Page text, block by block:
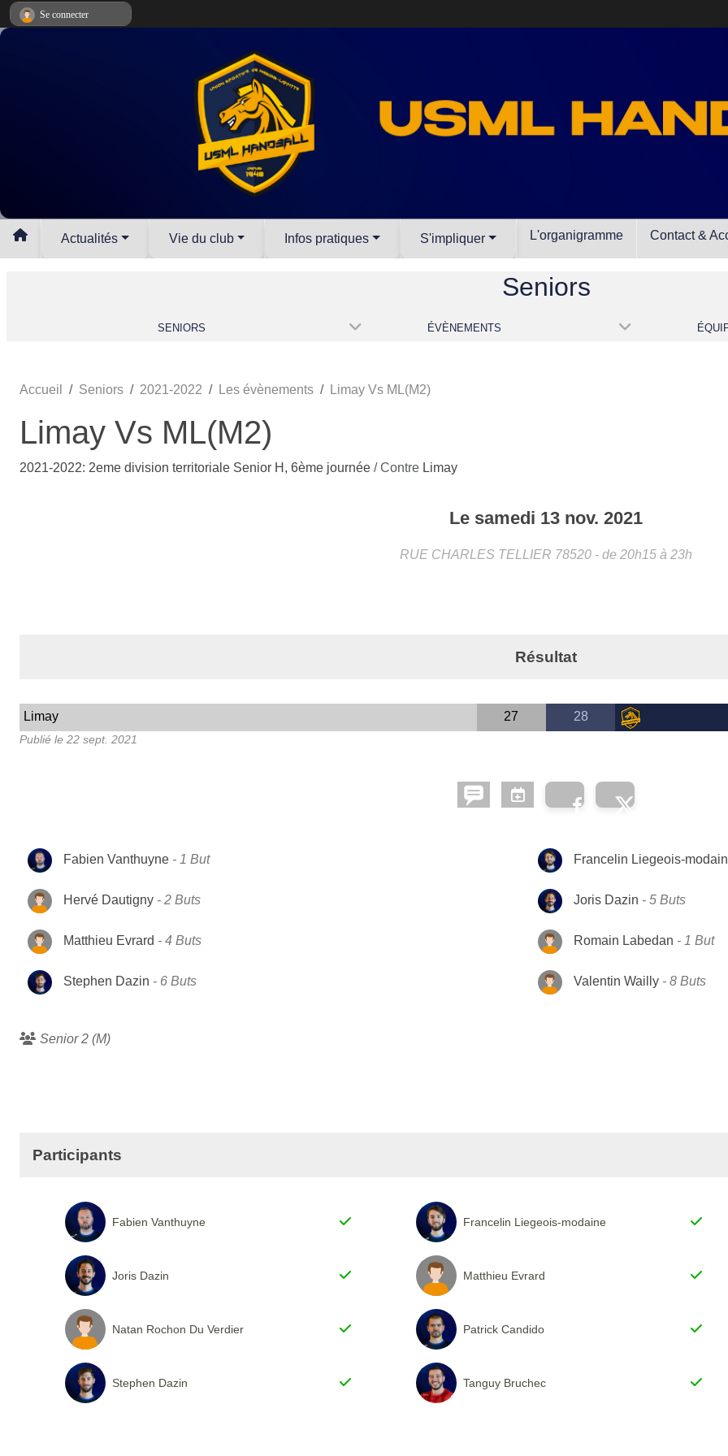
Actualités Vie du club Infos pratiques S'impliquer L'organigramme Contact &
Seniors
SENIORS ÉVÈNEMENTS
Accueil Seniors 2021-2022 Les évènements Limay Vs ML(M2)
Limay Vs ML(M2)
2021-2022: 2eme division territoriale Senior H, 6ème journée / Contre Limay
Le samedi 13 nov. 2021
RUE CHARLES TELLIER 78520 - de 20h15 à 23h
Résultat
Limay 27 28
Publié le 22 sept. 2021
Fabien Vanthuyne 1 But Francelin Liegeois-
Hervé Dautigny 2 Buts Joris Dazin 5 Buts
Matthieu Evrard 4 Buts Romain Labedan 1 But
Stephen Dazin 6 Buts Valentin Wailly 8 Buts
Senior 2 (M)
Participants
Fabien Vanthuyne Francelin Liegeois-modaine
Joris Dazin Matthieu Evrard
Natan Rochon Du Verdier Patrick Candido
Stephen Dazin Tanguy Bruchec
Se connecter
Panneau de gestion des cookies